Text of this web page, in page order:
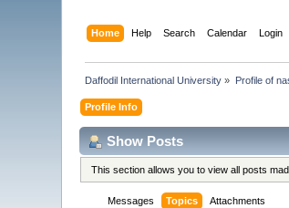
Home Help Search Calendar Login
Daffodil International University » Profile of
Profile Info
Show Posts
This section allows you to view all posts
Messages Topics Attachments